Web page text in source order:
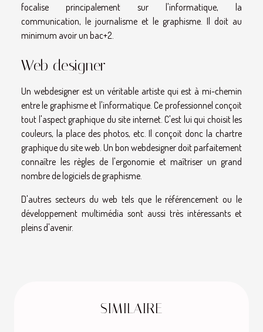
focalise principalement sur l'informatique, la
communication, le journalisme et le graphisme. Il doit au
minimum avoir un bac+2.
Web designer
Un webdesigner est un véritable artiste qui est à mi-chemin
entre le graphisme et l'informatique. Ce professionnel conçoit
tout l'aspect graphique du site internet. C'est lui qui choisit les
couleurs, la place des photos, etc. Il conçoit donc la chartre
graphique du site web. Un bon webdesigner doit parfaitement
connaître les règles de l'ergonomie et maîtriser un grand
nombre de logiciels de graphisme.
D'autres secteurs du web tels que le référencement ou le
développement multimédia sont aussi très intéressants et
pleins d'avenir.
SIMILAIRE